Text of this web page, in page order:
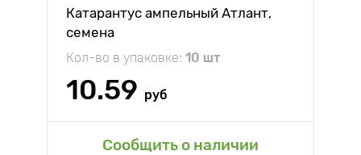
Катарантус ампельный Атлант,
семена
Кол-во в упаковке: 10 шт
10.59 руб
Сообщить о наличии